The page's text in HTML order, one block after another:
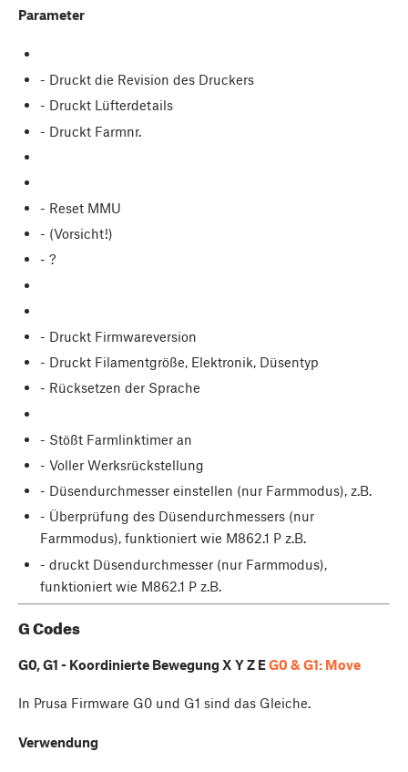
Parameter
- Druckt die Revision des Druckers
- Druckt Lüfterdetails
- Druckt Farmnr.
- Reset MMU
- (Vorsicht!)
- ?
- Druckt Firmwareversion
- Druckt Filamentgröße, Elektronik, Düsentyp
- Rücksetzen der Sprache
- Stößt Farmlinktimer an
- Voller Werksrückstellung
- Düsendurchmesser einstellen (nur Farmmodus), z.B.
- Überprüfung des Düsendurchmessers (nur
Farmmodus), funktioniert wie M862.1 P z.B.
- druckt Düsendurchmesser (nur Farmmodus),
funktioniert wie M862.1 P z.B.
G Codes
G0, G1 - Koordinierte Bewegung X Y Z EG0 & G1: Move
In Prusa Firmware G0 und G1 sind das Gleiche.
Verwendung